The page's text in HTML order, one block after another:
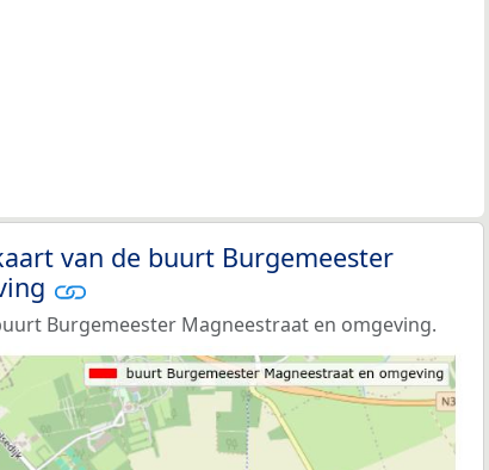
van de buurt Burgemeester
Burgemeester Magneestraat en omgeving.